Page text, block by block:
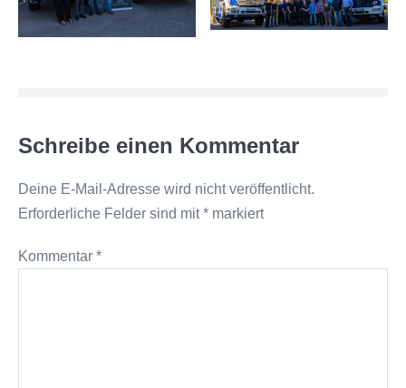
Schreibe einen Kommentar
Deine E-Mail-Adresse wird nicht veröffentlicht.
Erforderliche Felder sind mit* markiert
Kommentar *